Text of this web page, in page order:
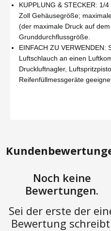
KUPPLUNG & STECKER: 1/
Zoll Gehäusegröße;
(der maximale Druck auf
Grunddurchflussgröße.
EINFACH ZU VERWENDEN:
Luftschlauch an einen
Druckluftnagler,
Reifenfüllmessgeräte
Noch keine
Bewertungen.
Sei der erste der
Bewertung